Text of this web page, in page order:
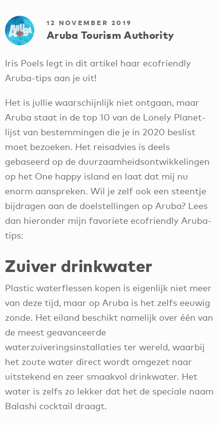
12 NOVEMBER 2019
Aruba Tourism Authority
Iris Poels legt in dit artikel haar ecofriendly
Aruba-tips aan je uit!
Het is jullie waarschijnlijk niet ontgaan, maar
Aruba staat in de top 10 van de Lonely Planet-
lijst van bestemmingen die je in 2020 beslist
moet bezoeken. Het reisadvies is deels
gebaseerd op de duurzaamheidsontwikkelingen
op het One happy island en laat dat mij nu
enorm aanspreken. Wil je zelf ook een steentje
bijdragen aan de doelstellingen op Aruba? Lees
dan hieronder mijn favoriete ecofriendly Aruba-
tips:
Zuiver drinkwater
Plastic waterflessen kopen is eigenlijk niet meer
van deze tijd, maar op Aruba is het zelfs eeuwig
zonde. Het eiland beschikt namelijk over één van
de meest geavanceerde
waterzuiveringsinstallaties ter wereld, waarbij
het zoute water direct wordt omgezet naar
uitstekend en zeer smaakvol drinkwater. Het
water is zelfs zo lekker dat het de speciale naam
Balashi cocktail draagt.